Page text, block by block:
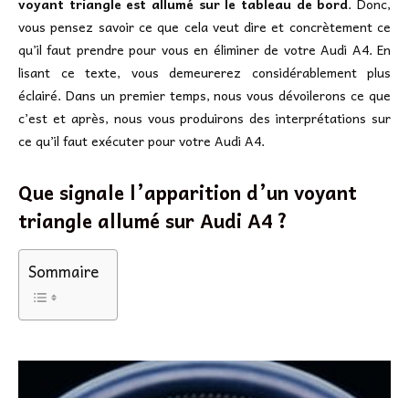
vous pensez savoir ce que cela veut dire et concrètement ce
qu’il faut prendre pour vous en éliminer de votre Audi A4. En
lisant ce texte, vous demeurerez considérablement plus
éclairé. Dans un premier temps, nous vous dévoilerons ce que
c’est et après, nous vous produirons des interprétations sur
ce qu’il faut exécuter pour votre Audi A4.
Que signale l’apparition d’un voyant
triangle allumé sur Audi A4 ?
Sommaire